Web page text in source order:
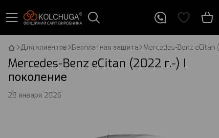
Для клиентов Бесплатная защита Mercedes-Benz eCitan
Mercedes-Benz eCitan (2022 г.-) I
поколение
28 января 2026